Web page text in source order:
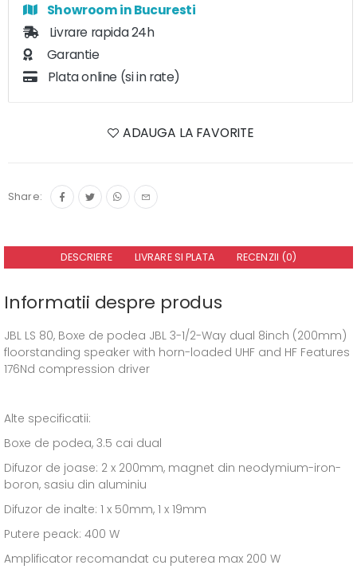
Showroom in Bucuresti
Livrare rapida 24h
Garantie
Plata online (si in rate)
ADAUGA LA FAVORITE
Share:
DESCRIERE LIVRARE SI PLATA RECENZII (0)
Informatii despre produs
JBL LS 80, Boxe de podea JBL 3-1/2-Way dual 8inch (200mm)
floorstanding speaker with horn-loaded UHF and HF Features
176Nd compression driver
Alte specificatii:
Boxe de podea, 3.5 cai dual
Difuzor de joase: 2 x 200mm, magnet din neodymium-iron-
boron, sasiu din aluminiu
Difuzor de inalte: 1 x 50mm, 1 x 19mm
Putere peack: 400 W
Amplificator recomandat cu puterea max 200 W